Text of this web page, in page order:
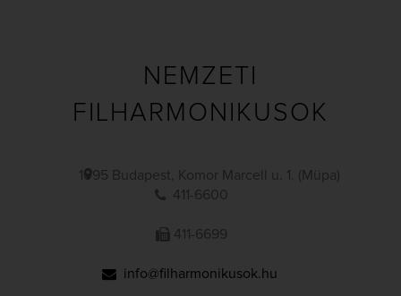
NEMZETI
FILHARMONIKUSOK
1095 Budapest, Komor Marcell u. 1. (Müpa)
411-6600
411-6699
info@filharmonikusok.hu